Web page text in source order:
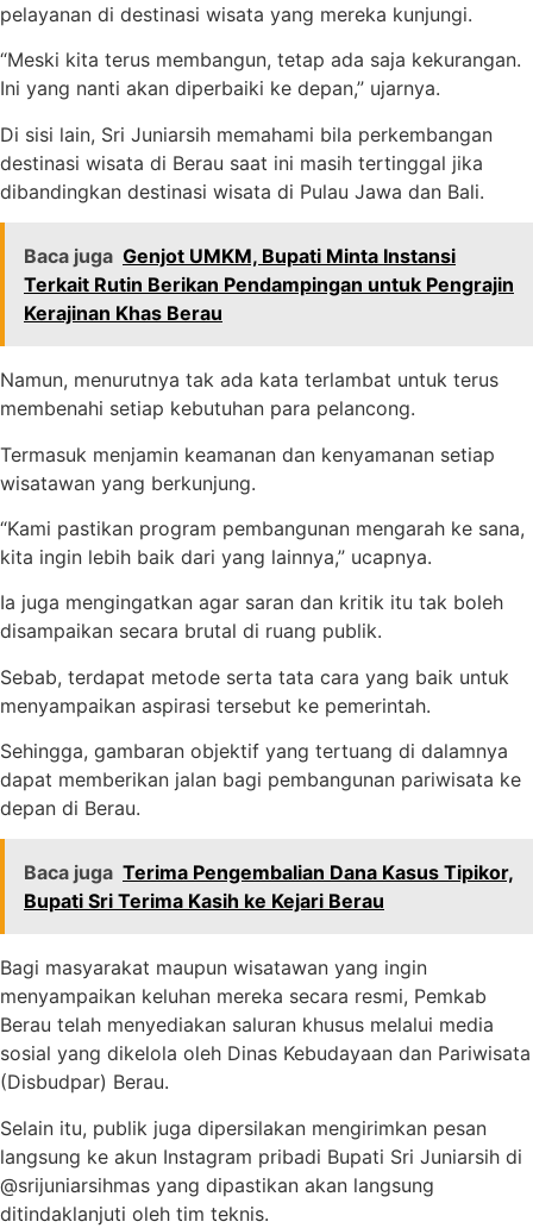
pelayanan di destinasi wisata yang mereka kunjungi.
“Meski kita terus membangun, tetap ada saja kekurangan.
Ini yang nanti akan diperbaiki ke depan,” ujarnya.
Di sisi lain, Sri Juniarsih memahami bila perkembangan
destinasi wisata di Berau saat ini masih tertinggal jika
dibandingkan destinasi wisata di Pulau Jawa dan Bali.
Baca juga Genjot UMKM, Bupati Minta Instansi
Terkait Rutin Berikan Pendampingan untuk Pengrajin
Kerajinan Khas Berau
Namun, menurutnya tak ada kata terlambat untuk terus
membenahi setiap kebutuhan para pelancong.
Termasuk menjamin keamanan dan kenyamanan setiap
wisatawan yang berkunjung.
“Kami pastikan program pembangunan mengarah ke sana,
kita ingin lebih baik dari yang lainnya,” ucapnya.
Ia juga mengingatkan agar saran dan kritik itu tak boleh
disampaikan secara brutal di ruang publik.
Sebab, terdapat metode serta tata cara yang baik untuk
menyampaikan aspirasi tersebut ke pemerintah.
Sehingga, gambaran objektif yang tertuang di dalamnya
dapat memberikan jalan bagi pembangunan pariwisata ke
depan di Berau.
Baca juga Terima Pengembalian Dana Kasus Tipikor,
Bupati Sri Terima Kasih ke Kejari Berau
Bagi masyarakat maupun wisatawan yang ingin
menyampaikan keluhan mereka secara resmi, Pemkab
Berau telah menyediakan saluran khusus melalui media
sosial yang dikelola oleh Dinas Kebudayaan dan Pariwisata
(Disbudpar) Berau.
Selain itu, publik juga dipersilakan mengirimkan pesan
langsung ke akun Instagram pribadi Bupati Sri Juniarsih di
@srijuniarsihmas yang dipastikan akan langsung
ditindaklanjuti oleh tim teknis.